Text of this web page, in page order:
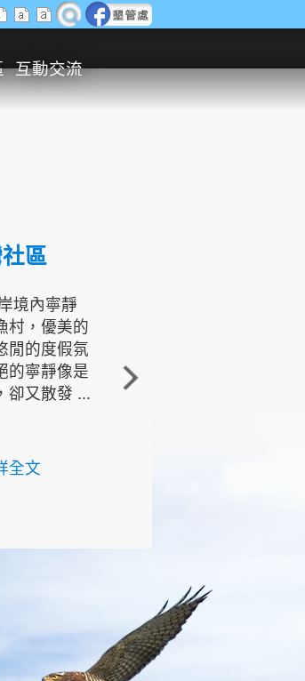
互動交流
區
境內寧靜
村，優美的
閒的度假氛
的寧靜像是
卻又散發 ...
全文
角的端點，冬季海浪拍打
著礁岸，旺盛的侵蝕作